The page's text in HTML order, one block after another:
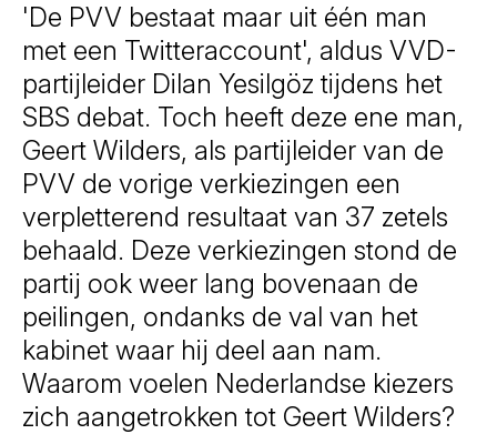
'De PVV bestaat maar uit één man
met een Twitteraccount', aldus VVD-
partijleider Dilan Yesilgöz tijdens het
SBS debat. Toch heeft deze ene man,
Geert Wilders, als partijleider van de
PVV de vorige verkiezingen een
verpletterend resultaat van 37 zetels
behaald. Deze verkiezingen stond de
partij ook weer lang bovenaan de
peilingen, ondanks de val van het
kabinet waar hij deel aan nam.
Waarom voelen Nederlandse kiezers
zich aangetrokken tot Geert Wilders?